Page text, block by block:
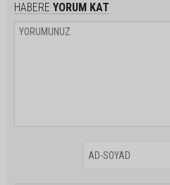
HABERE YORUM KAT